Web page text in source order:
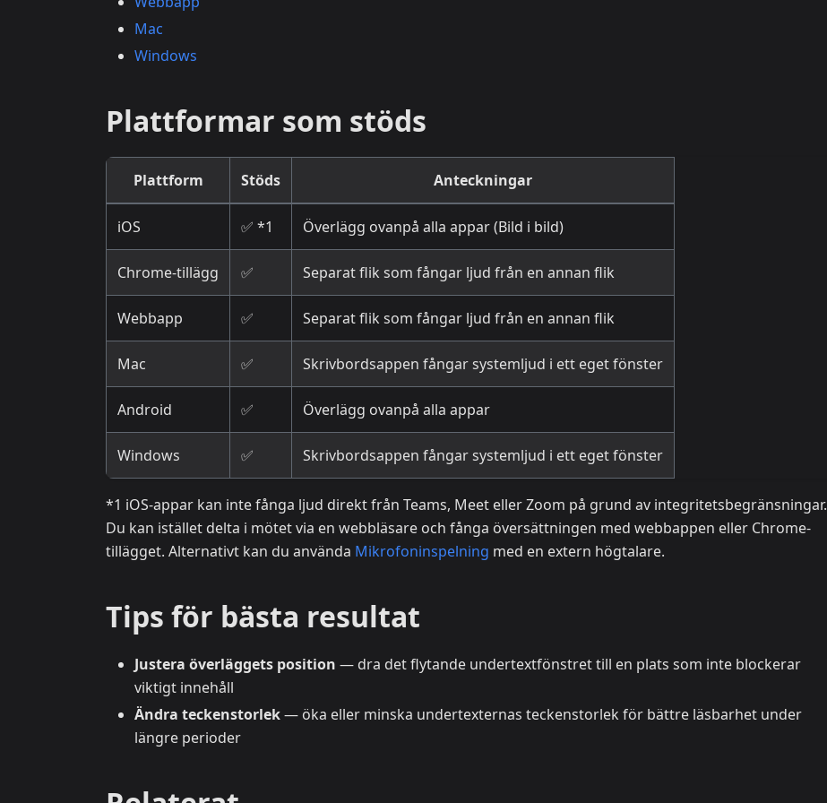
Mac
Windows
Plattformar som stöds
Plattform Stöds Anteckningar
iOS ✅ *1 Överlägg ovanpå alla appar (Bild i bild)
Chrome-tillägg ✅ Separat flik som fångar ljud från en annan flik
Webbapp ✅ Separat flik som fångar ljud från en annan flik
Mac ✅ Skrivbordsappen fångar systemljud i ett eget fönster
Android ✅ Överlägg ovanpå alla appar
Windows ✅ Skrivbordsappen fångar systemljud i ett eget fönster
*1 iOS-appar kan inte fånga ljud direkt från Teams, Meet eller Zoom på grund av integritetsbegränsningar.
Du kan istället delta i mötet via en webbläsare och fånga översättningen med webbappen eller Chrome-
tillägget. Alternativt kan du använda Mikrofoninspelning med en extern högtalare.
Tips för bästa resultat
Justera överläggets position — dra det flytande undertextfönstret till en plats som inte blockerar
viktigt innehåll
Ändra teckenstorlek— öka eller minska undertexternas teckenstorlek för bättre läsbarhet under
längre perioder